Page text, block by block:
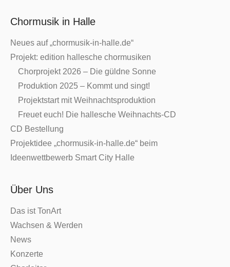
Chormusik in Halle
Neues auf „chormusik-in-halle.de“
Projekt: edition hallesche chormusiken
Chorprojekt 2026 – Die güldne Sonne
Produktion 2025 – Kommt und singt!
Projektstart mit Weihnachtsproduktion
Freuet euch! Die hallesche Weihnachts-CD
CD Bestellung
Projektidee „chormusik-in-halle.de“ beim
Ideenwettbewerb Smart City Halle
Über Uns
Das ist TonArt
Wachsen & Werden
News
Konzerte